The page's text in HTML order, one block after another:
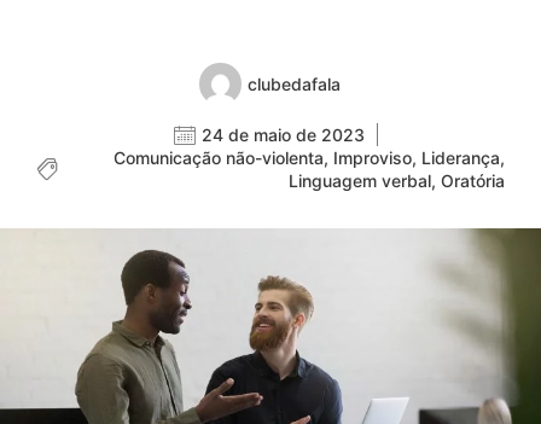
clubedafala
24 de maio de 2023
Comunicação não-violenta, Improviso, Liderança,
Linguagem verbal, Oratória